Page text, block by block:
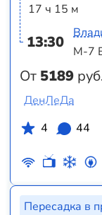
17 ч 15 м
13:30
От 5189
М-7
ДенЛеДа
4
44
Пересадка в